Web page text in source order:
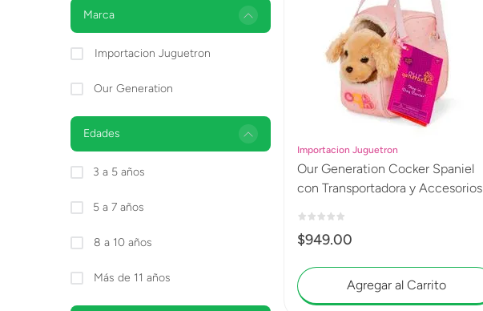
Lanzadores
Muñecas
Marca
Importacion Juguetron
Our Generation
Edades
3 a 5 años
5 a 7 años
8 a 10 años
Más de 11 años
Importacion Juguetron
Our Generation Cocker Spaniel
con Transportadora y Accesorios
$949.00
Agregar al Carrito